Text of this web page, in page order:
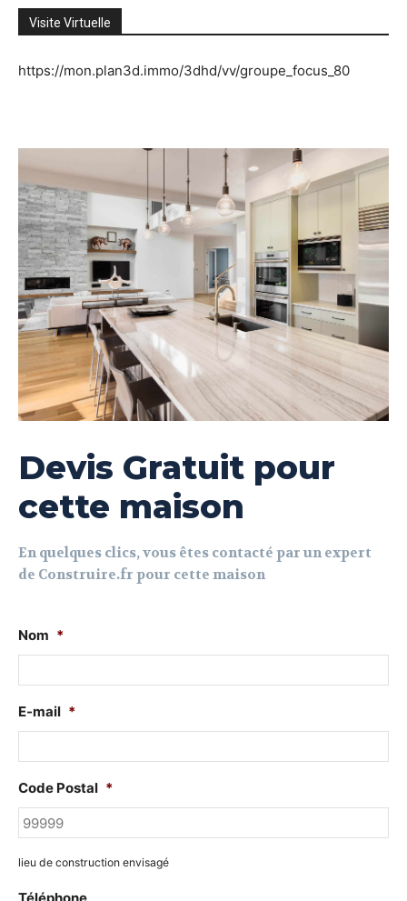
Visite Virtuelle
https://mon.plan3d.immo/3dhd/vv/groupe_focus_80
Devis Gratuit pour
cette maison
En quelques clics, vous êtes contacté par un expert
de Construire.fr pour cette maison
Nom *
E-mail *
Code Postal *
lieu de construction envisagé